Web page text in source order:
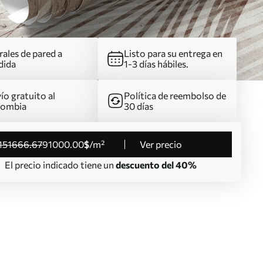
de pared a
Listo para su entrega en
1-3 días hábiles.
gratuito al
Política de reembolso de
30 días
.6791000.00$/m²
Ver precio
El precio indicado tiene un descuento del 40%